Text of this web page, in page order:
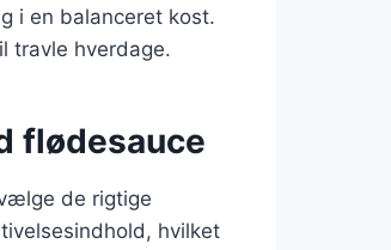
i en balanceret kost.
travle hverdage.
flødesauce
de rigtige
hvilket